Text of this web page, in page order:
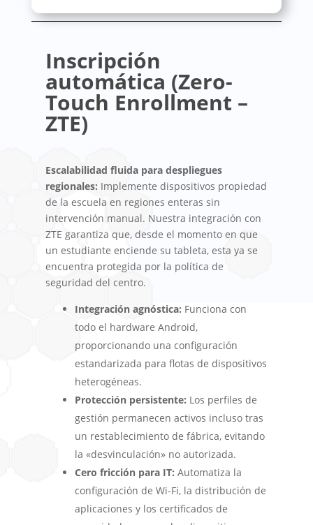
Inscripción
automática (Zero-
Touch Enrollment –
ZTE)
Escalabilidad fluida para despliegues
regionales: Implemente dispositivos propiedad
de la escuela en regiones enteras sin
intervención manual. Nuestra integración con
ZTE garantiza que, desde el momento en que
un estudiante enciende su tableta, esta ya se
encuentra protegida por la política de
seguridad del centro.
Integración agnóstica: Funciona con
todo el hardware Android,
proporcionando una configuración
estandarizada para flotas de dispositivos
heterogéneas.
Protección persistente: Los perfiles de
gestión permanecen activos incluso tras
un restablecimiento de fábrica, evitando
la «desvinculación» no autorizada.
Cero fricción para IT: Automatiza la
configuración de Wi-Fi, la distribución de
aplicaciones y los certificados de